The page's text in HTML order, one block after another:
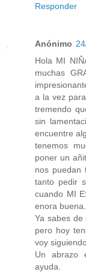
Responder
Anónimo
Hola MI
muchas
a la vez
tremendo
sin
encuentre
tenemos
poner un
nos puedan
tanto pedir
cuando MI
enora buena.
Ya sabes
pero hoy
voy
Un abrazo
ayuda.